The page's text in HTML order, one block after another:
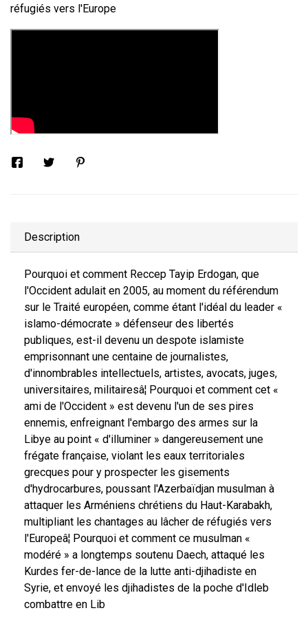
réfugiés vers l'Europe
Description
Pourquoi et comment Reccep Tayip Erdogan, que
l'Occident adulait en 2005, au moment du référendum
sur le Traité européen, comme étant l'idéal du leader «
islamo-démocrate » défenseur des libertés
publiques, est-il devenu un despote islamiste
emprisonnant une centaine de journalistes,
d'innombrables intellectuels, artistes, avocats, juges,
universitaires, militairesâ¦ Pourquoi et comment cet «
ami de l'Occident » est devenu l'un de ses pires
ennemis, enfreignant l'embargo des armes sur la
Libye au point « d'illuminer » dangereusement une
frégate française, violant les eaux territoriales
grecques pour y prospecter les gisements
d'hydrocarbures, poussant l'Azerbaïdjan musulman à
attaquer les Arméniens chrétiens du Haut-Karabakh,
multipliant les chantages au lâcher de réfugiés vers
l'Europeâ¦ Pourquoi et comment ce musulman «
modéré » a longtemps soutenu Daech, attaqué les
Kurdes fer-de-lance de la lutte anti-djihadiste en
Syrie, et envoyé les djihadistes de la poche d'Idleb
combattre en Lib